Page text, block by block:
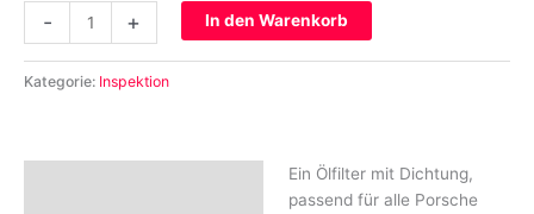
- + In den Warenkorb
Kategorie: Inspektion
Ein Ölfilter mit Dichtung,
passend für alle Porsche